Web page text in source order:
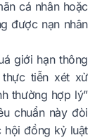
cá nhân hoặc
được nạn nhân
giới hạn thông
tiễn xét xử
thường hợp lý”
chuẩn này đòi
hội đồng kỷ luật